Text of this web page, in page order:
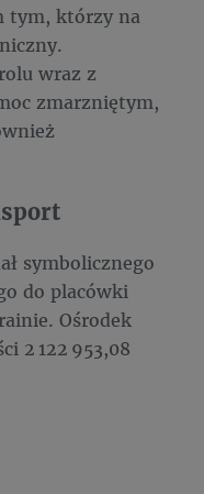
tym, którzy na
wraz z
zmarzniętym,
symbolicznego
do placówki
Ośrodek
2 122 953,08